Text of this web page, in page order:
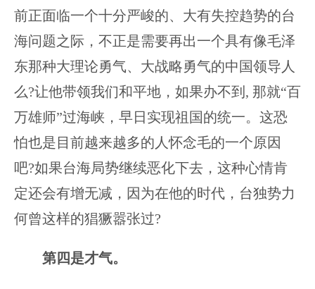
前正面临一个十分严峻的、大有失控趋势的台
海问题之际，不正是需要再出一个具有像毛泽
东那种大理论勇气、大战略勇气的中国领导人
么?让他带领我们和平地，如果办不到, 那就“百
万雄师”过海峡，早日实现祖国的统一。这恐
怕也是目前越来越多的人怀念毛的一个原因
吧?如果台海局势继续恶化下去，这种心情肯
定还会有增无减，因为在他的时代，台独势力
何曾这样的猖獗嚣张过?
第四是才气。